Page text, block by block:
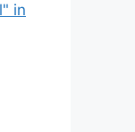
in